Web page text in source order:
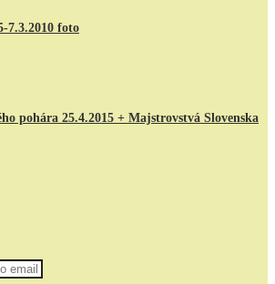
7.3.2010 foto
pohára 25.4.2015 + Majstrovstvá Slovenska